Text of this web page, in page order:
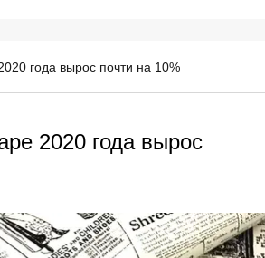
года вырос почти на 10%
2020 года вырос